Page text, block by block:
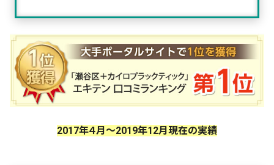
2017年４月～2019年12月現在の実績